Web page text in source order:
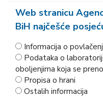
Web stranicu
BiH najčešće
Informacija o
Podataka o
oboljenjima koja se
Propisa o hrani
Ostalih informacija